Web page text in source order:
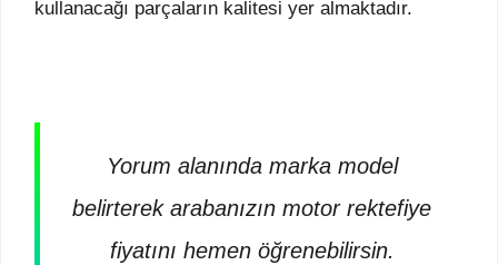
kullanacağı parçaların kalitesi yer almaktadır.
Yorum alanında marka model
belirterek arabanızın motor rektefiye
fiyatını hemen öğrenebilirsin.